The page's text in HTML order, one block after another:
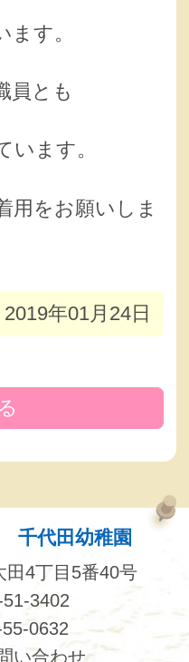
す。
員とも
います。
用をお願いしま
2019年01月24日
千代田幼稚園
田4丁目5番40号
51-3402
0632
い合わせ